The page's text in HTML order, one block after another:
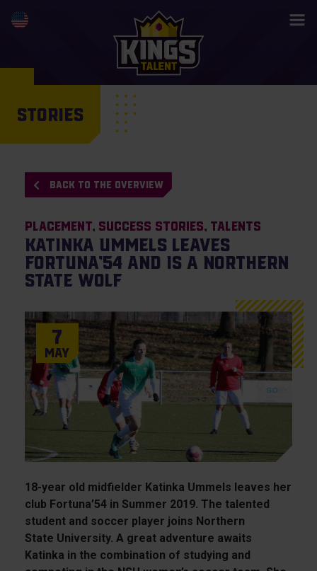
STORIES
BACK TO THE OVERVIEW
Placement Success Stories Talents
Katinka Ummels leaves
Fortuna’54 and is a Northern
State Wolf
7
May
18-year old midfielder Katinka Ummels leaves her
club Fortuna’54 in Summer 2019. The talented
student and soccer player joins Northern
State University. A great adventure awaits
Katinka in the combination of studying and